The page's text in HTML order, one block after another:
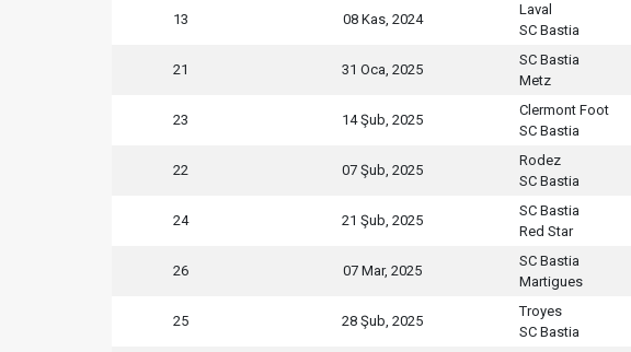
13 08 Kas, 2024
Laval
SC Bastia
21 31 Oca, 2025
SC Bastia
Metz
23 14 Şub, 2025
Clermont Foot
SC Bastia
22 07 Şub, 2025
Rodez
SC Bastia
24 21 Şub, 2025
SC Bastia
Red Star
26 07 Mar, 2025
SC Bastia
Martigues
25 28 Şub, 2025
Troyes
SC Bastia